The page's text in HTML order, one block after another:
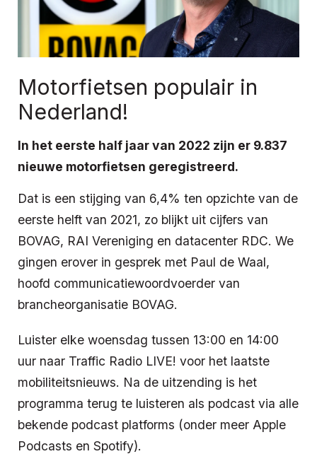
Motorfietsen populair in
Nederland!
In het eerste half jaar van 2022 zijn er 9.837
nieuwe motorfietsen geregistreerd.
Dat is een stijging van 6,4% ten opzichte van de
eerste helft van 2021, zo blijkt uit cijfers van
BOVAG, RAI Vereniging en datacenter RDC. We
gingen erover in gesprek met Paul de Waal,
hoofd communicatiewoordvoerder van
brancheorganisatie BOVAG.
Luister elke woensdag tussen 13:00 en 14:00
uur naar Traffic Radio LIVE! voor het laatste
mobiliteitsnieuws. Na de uitzending is het
programma terug te luisteren als podcast via alle
bekende podcast platforms (onder meer Apple
Podcasts en Spotify).